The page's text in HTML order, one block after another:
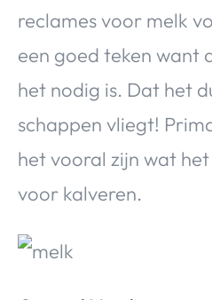
reclames voor melk
een goed teken want
het nodig is. Dat het
schappen vliegt!
het vooral zijn wat
voor kalveren.